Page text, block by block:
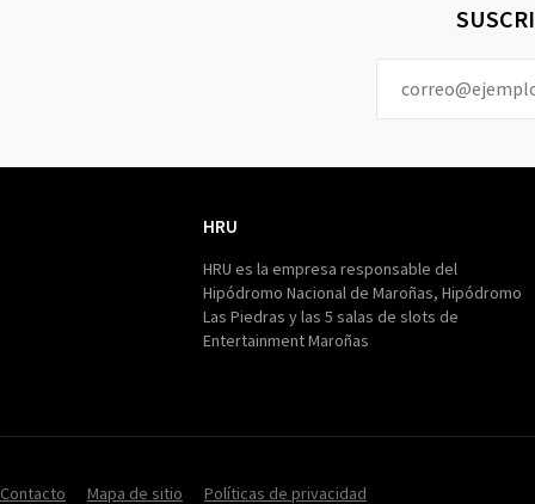
HRU
HRU es la empresa responsable del
Hipódromo Nacional de Maroñas, Hipódromo
Las Piedras y las 5 salas de slots de
Entertainment Maroñas
Contacto Mapa de sitio Políticas de privacidad